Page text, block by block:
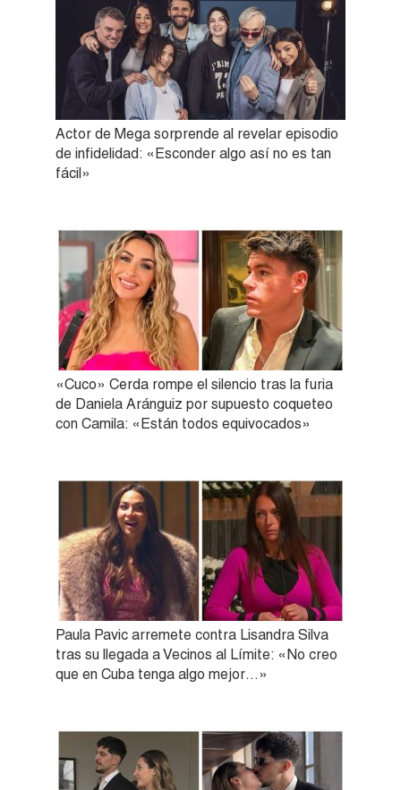
Actor de Mega sorprende al revelar episodio
de infidelidad: «Esconder algo así no es tan
fácil»
«Cuco» Cerda rompe el silencio tras la furia
de Daniela Aránguiz por supuesto coqueteo
con Camila: «Están todos equivocados»
Paula Pavic arremete contra Lisandra Silva
tras su llegada a Vecinos al Límite: «No creo
que en Cuba tenga algo mejor…»